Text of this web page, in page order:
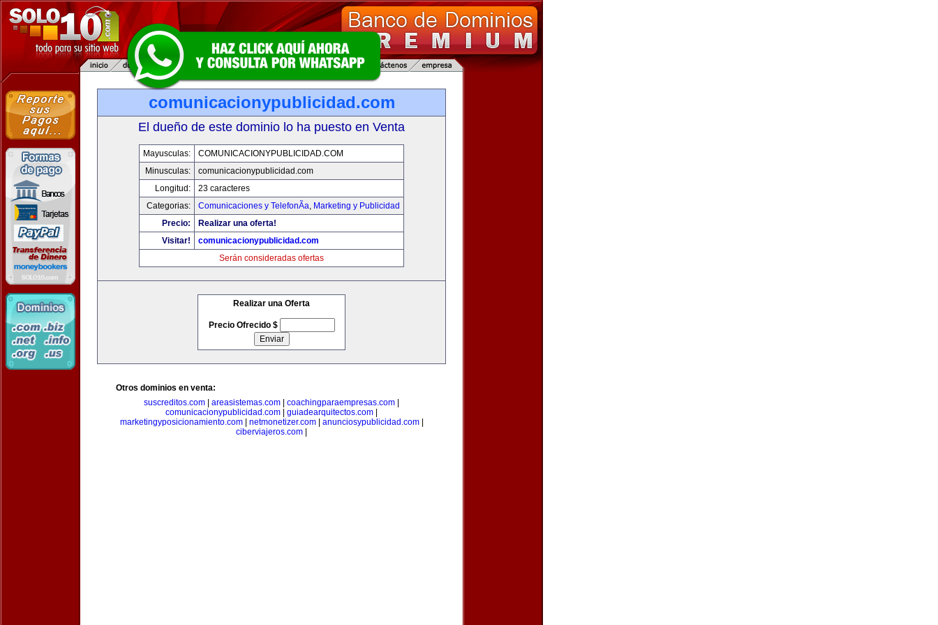
comunicacionypublicidad.com
El dueño de este dominio lo ha puesto en Venta
Mayusculas:
COMUNICACIONYPUBLICIDAD.COM
Minusculas:
comunicacionypublicidad.com
Longitud:
23 caracteres
Categorias:
Comunicaciones y TelefonÃ­a, Marketing y Publicidad
Precio:
Realizar una oferta!
Visitar!
comunicacionypublicidad.com
Serán consideradas ofertas
Realizar una Oferta
Precio Ofrecido $
Otros dominios en venta:
suscreditos.com
areasistemas.com coachingparaempresas.com
comunicacionypublicidad.com
guiadearquitectos.com
marketingyposicionamiento.com| netmonetizer.com| anunciosypublicidad.com|
ciberviajeros.com